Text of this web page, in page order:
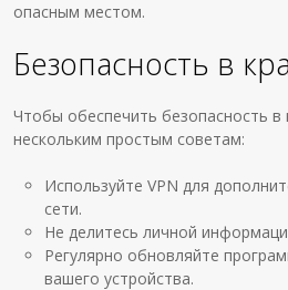
опасным местом.
Безопасность в
Чтобы обеспечить безопасность в
нескольким простым советам:
Используйте VPN для
сети.
Не делитесь личной
Регулярно обновляйте
вашего устройства.